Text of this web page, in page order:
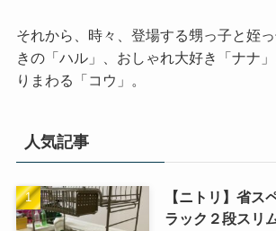
それから、時々、登場する甥っ子と姪
きの「ハル」、おしゃれ大好き「ナナ
りまわる「コウ」。
人気記事
【ニトリ】省ス
ラック２段スリ